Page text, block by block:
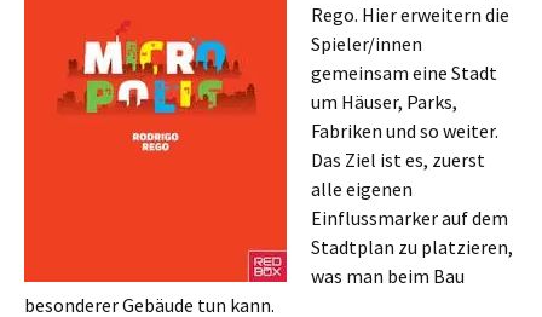
Rego. Hier erweitern die
Spieler/innen
gemeinsam eine Stadt
um Häuser, Parks,
Fabriken und so weiter.
Das Ziel ist es, zuerst
alle eigenen
Einflussmarker auf dem
Stadtplan zu platzieren,
was man beim Bau
besonderer Gebäude tun kann.